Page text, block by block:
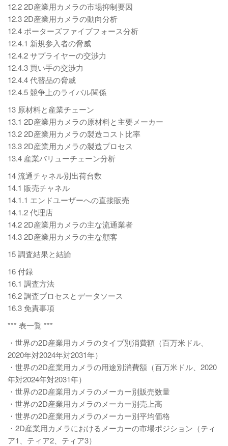
12.2 2D産業用カメラの市場抑制要因
12.3 2D産業用カメラの動向分析
12.4 ポーターズファイブフォース分析
12.4.1 新規参入者の脅威
12.4.2 サプライヤーの交渉力
12.4.3 買い手の交渉力
12.4.4 代替品の脅威
12.4.5 競争上のライバル関係
13 原材料と産業チェーン
13.1 2D産業用カメラの原材料と主要メーカー
13.2 2D産業用カメラの製造コスト比率
13.3 2D産業用カメラの製造プロセス
13.4 産業バリューチェーン分析
14 流通チャネル別出荷台数
14.1 販売チャネル
14.1.1 エンドユーザーへの直接販売
14.1.2 代理店
14.2 2D産業用カメラの主な流通業者
14.3 2D産業用カメラの主な顧客
15 調査結果と結論
16 付録
16.1 調査方法
16.2 調査プロセスとデータソース
16.3 免責事項
*** 表一覧 ***
・世界の2D産業用カメラのタイプ別消費額（百万米ドル、
2020年対2024年対2031年）
・世界の2D産業用カメラの用途別消費額（百万米ドル、2020
年対2024年対2031年）
・世界の2D産業用カメラのメーカー別販売数量
・世界の2D産業用カメラのメーカー別売上高
・世界の2D産業用カメラのメーカー別平均価格
・2D産業用カメラにおけるメーカーの市場ポジション（ティ
ア1、ティア2、ティア3）